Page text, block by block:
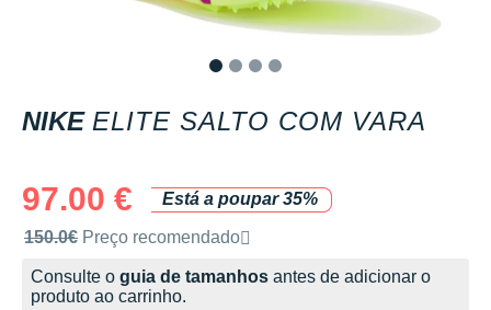
NIKE ELITE SALTO COM VARA
97.00 €
Está a poupar 35%
Preço de venda recomendado pela marca
150.0€ Preço recomendado
Consulte o guia de tamanhos antes de adicionar o
produto ao carrinho.